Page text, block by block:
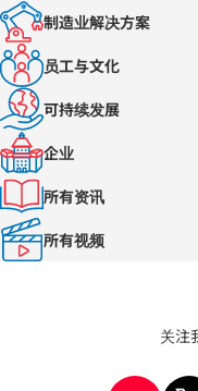
制造业解决方案
员工与文化
可持续发展
企业
所有资讯
所有视频
关注